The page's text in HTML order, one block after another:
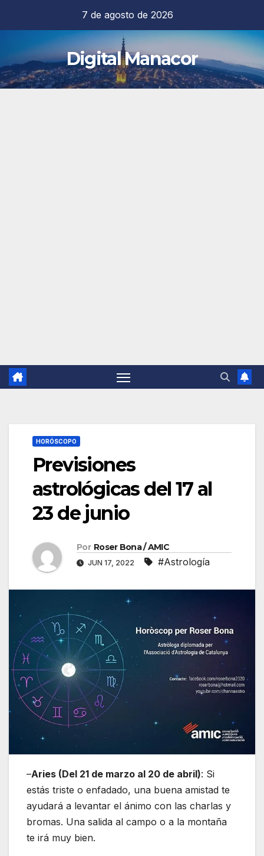
contenido
7 de agosto de 2026
Digital Manacor
HORÓSCOPO
Previsiones
astrológicas del 17 al
23 de junio
Por Roser Bona / AMIC
JUN 17, 2022 #Astrología
–Aries (Del 21 de marzo al 20 de abril): Si
estás triste o enfadado, una buena amistad te
ayudará a levantar el ánimo con las charlas y
bromas. Una salida al campo o a la montaña
te irá muy bien.